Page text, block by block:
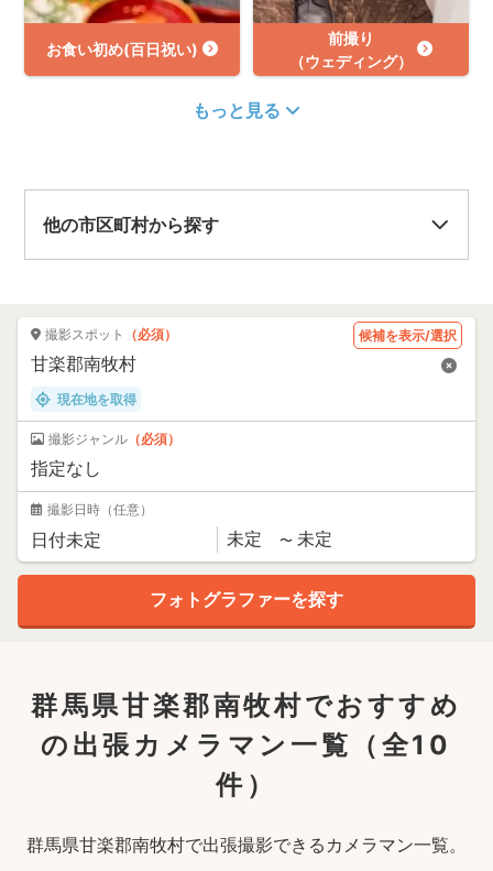
お食い初め(百日祝い)
前撮り
（ウェディング）
もっと見る
他の市区町村から探す
撮影スポット （必須） 候補を表示/選択
現在地を取得
撮影ジャンル （必須）
撮影日時 （任意）
群馬県甘楽郡南牧村でおすすめ
の出張カメラマン一覧
（全10
件）
群馬県甘楽郡南牧村で出張撮影できるカメラマン一覧。